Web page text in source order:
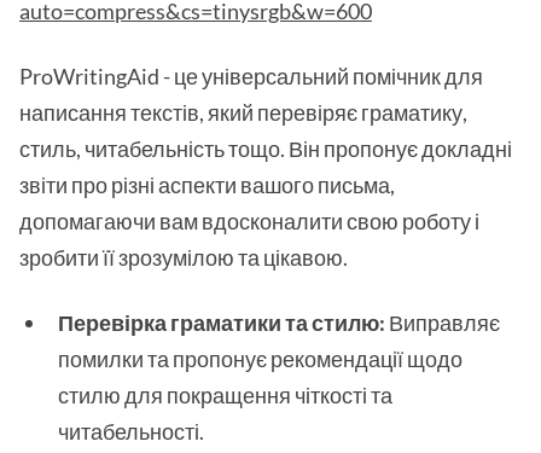
auto=compress&cs=tinysrgb&w=600
ProWritingAid - це універсальний помічник для
написання текстів, який перевіряє граматику,
стиль, читабельність тощо. Він пропонує докладні
звіти про різні аспекти вашого письма,
допомагаючи вам вдосконалити свою роботу і
зробити її зрозумілою та цікавою.
Перевірка граматики та стилю: Виправляє
помилки та пропонує рекомендації щодо
стилю для покращення чіткості та
читабельності.